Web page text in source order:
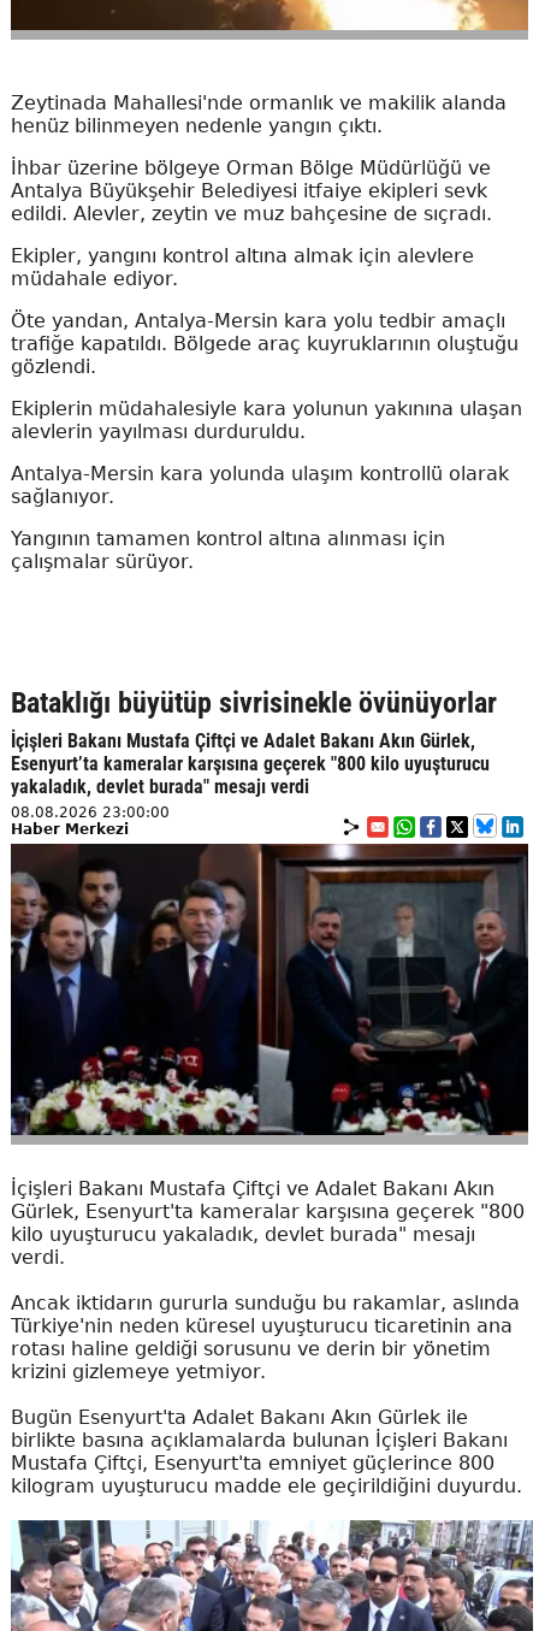
Zeytinada Mahallesi'nde ormanlık ve makilik alanda
henüz bilinmeyen nedenle yangın çıktı.
İhbar üzerine bölgeye Orman Bölge Müdürlüğü ve
Antalya Büyükşehir Belediyesi itfaiye ekipleri sevk
edildi. Alevler, zeytin ve muz bahçesine de sıçradı.
Ekipler, yangını kontrol altına almak için alevlere
müdahale ediyor.
Öte yandan, Antalya-Mersin kara yolu tedbir amaçlı
trafiğe kapatıldı. Bölgede araç kuyruklarının oluştuğu
gözlendi.
Ekiplerin müdahalesiyle kara yolunun yakınına ulaşan
alevlerin yayılması durduruldu.
Antalya-Mersin kara yolunda ulaşım kontrollü olarak
sağlanıyor.
Yangının tamamen kontrol altına alınması için
çalışmalar sürüyor.
Bataklığı büyütüp sivrisinekle övünüyorlar
İçişleri Bakanı Mustafa Çiftçi ve Adalet Bakanı Akın Gürlek,
Esenyurt’ta kameralar karşısına geçerek "800 kilo uyuşturucu
yakaladık, devlet burada" mesajı verdi
08.08.2026 23:00:00
Haber Merkezi
İçişleri Bakanı Mustafa Çiftçi ve Adalet Bakanı Akın
Gürlek, Esenyurt'ta kameralar karşısına geçerek "800
kilo uyuşturucu yakaladık, devlet burada" mesajı
verdi.
Ancak iktidarın gururla sunduğu bu rakamlar, aslında
Türkiye'nin neden küresel uyuşturucu ticaretinin ana
rotası haline geldiği sorusunu ve derin bir yönetim
krizini gizlemeye yetmiyor.
Bugün Esenyurt'ta Adalet Bakanı Akın Gürlek ile
birlikte basına açıklamalarda bulunan İçişleri Bakanı
Mustafa Çiftçi, Esenyurt'ta emniyet güçlerince 800
kilogram uyuşturucu madde ele geçirildiğini duyurdu.